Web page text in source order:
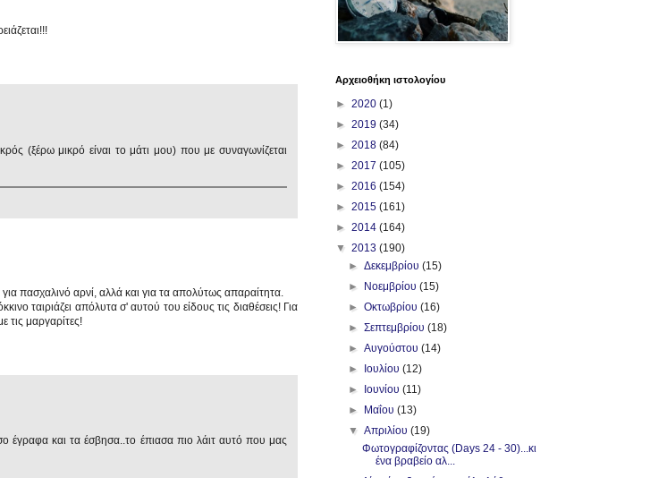
(ξέρω μικρό είναι το μάτι μου) που με συναγωνίζεται
πασχαλινό αρνί, αλλά και για τα απολύτως απαραίτητα.
ταιριάζει απόλυτα σ' αυτού του είδους τις διαθέσεις! Για
μαργαρίτες!
έγραφα και τα έσβησα..το έπιασα πιο λάιτ αυτό που μας
Αρχειοθήκη ιστολογίου
► 2020 (1)
► 2019 (34)
► 2018 (84)
► 2017 (105)
► 2016 (154)
► 2015 (161)
► 2014 (164)
▼ 2013 (190)
►Δεκεμβρίου(15)
►
Νοεμβρίου(15)
►Οκτωβρίου(16)
►Σεπτεμβρίου(18)
►Αυγούστου(14)
►
Ιουλίου(12)
►
Ιουνίου(11)
►
Μαΐου(13)
▼Απριλίου(19)
Φωτογραφίζοντας (Days 24 - 30)...κι
ένα βραβείο αλ...